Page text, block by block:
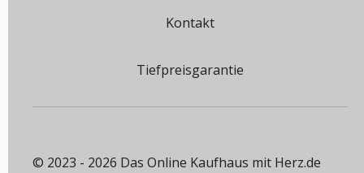
Kontakt
Tiefpreisgarantie
© 2023 - 2026 Das Online Kaufhaus mit Herz.de